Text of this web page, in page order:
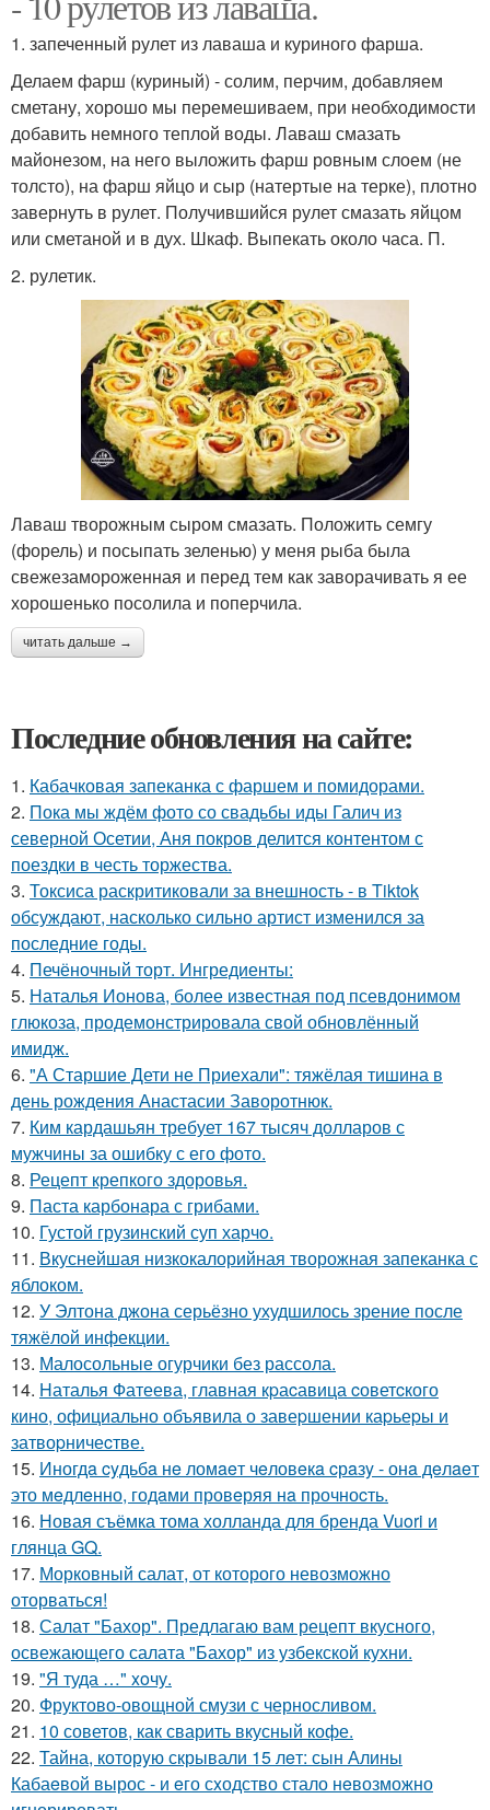
1. запеченный рулет из лаваша и куриного фарша.
Делаем фарш (куриный) - солим, перчим, добавляем
сметану, хорошо мы перемешиваем, при необходимости
добавить немного теплой воды. Лаваш смазать
майонезом, на него выложить фарш ровным слоем (не
толсто), на фарш яйцо и сыр (натертые на терке), плотно
завернуть в рулет. Получившийся рулет смазать яйцом
или сметаной и в дух. Шкаф. Выпекать около часа. П.
2. рулетик.
Лаваш творожным сыром смазать. Положить семгу
(форель) и посыпать зеленью) у меня рыба была
свежезамороженная и перед тем как заворачивать я ее
хорошенько посолила и поперчила.
читать дальше →
Последние обновления на сайте:
1. Кабачковая запеканка с фаршем и помидорами.
2. Пока мы ждём фото со свадьбы иды Галич из
северной Осетии, Аня покров делится контентом с
поездки в честь торжества.
3. Токсиса раскритиковали за внешность - в Tiktok
обсуждают, насколько сильно артист изменился за
последние годы.
4. Печёночный торт. Ингредиенты:
5. Наталья Ионова, более известная под псевдонимом
глюкоза, продемонстрировала свой обновлённый
имидж.
6. "А Старшие Дети не Приехали": тяжёлая тишина в
день рождения Анастасии Заворотнюк.
7. Ким кардашьян требует 167 тысяч долларов с
мужчины за ошибку с его фото.
8. Рецепт крепкого здоровья.
9. Паста карбонара с грибами.
10. Густой грузинский суп харчo.
11. Вкуснейшая низкокалорийная творожная запеканка с
яблоком.
12. У Элтона джона серьёзно ухудшилось зрение после
тяжёлой инфекции.
13. Малосольные огурчики без рассола.
14. Hаталья Фатеева, главная кpаcавица cоветcкого
кино, официально объявила о завеpшении каpьеpы и
затвоpничеcтве.
15. Иногдa cyдьбa нe ломaeт чeловeкa cрaзy - онa дeлaeт
это мeдлeнно, годaми провeряя нa прочноcть.
16. Новая съёмка тома холланда для бренда Vuori и
глянца GQ.
17. Морковный салат, от которого невозможно
оторваться!
18. Салат "Бахор". Предлагаю вам рецепт вкусного,
освежающего салата "Бахор" из узбекской кухни.
19. "Я туда …" xoчу.
20. Фруктово-овощной смузи с черносливом.
21. 10 советов, как сварить вкусный кофе.
22. Тайна, которyю скрывали 15 лeт: сын Алины
Кабаeвой вырос - и eго сxодство стало нeвозможно